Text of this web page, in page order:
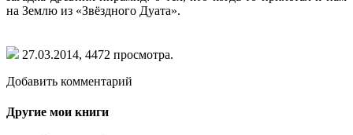
на Землю из «Звёздного Дуата».
27.03.2014, 4472 просмотра.
Добавить комментарий
Другие мои книги